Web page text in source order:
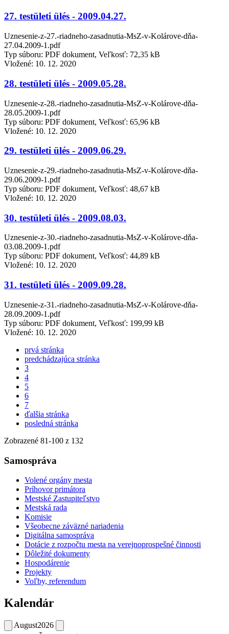
27. testületi ülés - 2009.04.27.
Uznesenie-z-27.-riadneho-zasadnutia-MsZ-v-Kolárove-dňa-
27.04.2009-1.pdf
Typ súboru: PDF dokument, Veľkosť: 72,35 kB
Vložené: 10. 12. 2020
28. testületi ülés - 2009.05.28.
Uznesenie-z-28.-riadneho-zasadnutia-MsZ-v-Kolárove-dňa-
28.05.2009-1.pdf
Typ súboru: PDF dokument, Veľkosť: 65,96 kB
Vložené: 10. 12. 2020
29. testületi ülés - 2009.06.29.
Uznesenie-z-29.-riadneho-zasadnutia-MsZ-v-Kolárove-dňa-
29.06.2009-1.pdf
Typ súboru: PDF dokument, Veľkosť: 48,67 kB
Vložené: 10. 12. 2020
30. testületi ülés - 2009.08.03.
Uznesenie-z-30.-riadneho-zasadnutia-MsZ-v-Kolárove-dňa-
03.08.2009-1.pdf
Typ súboru: PDF dokument, Veľkosť: 44,89 kB
Vložené: 10. 12. 2020
31. testületi ülés - 2009.09.28.
Uznesenie-z-31.-riadneho-zasadnutia-MsZ-v-Kolárove-dňa-
28.09.2009-1.pdf
Typ súboru: PDF dokument, Veľkosť: 199,99 kB
Vložené: 10. 12. 2020
prvá stránka
predchádzajúca stránka
3
4
5
6
7
ďalšia stránka
posledná stránka
Zobrazené 81-100 z 132
Samospráva
Volené orgány mesta
Príhovor primátora
Mestské Zastupiteľstvo
Mestská rada
Komisie
Všeobecne záväzné nariadenia
Digitálna samospráva
Dotácie z rozpočtu mesta na verejnoprospešné činnosti
Dôležité dokumenty
Hospodárenie
Projekty
Voľby, referendum
Kalendár
August2026